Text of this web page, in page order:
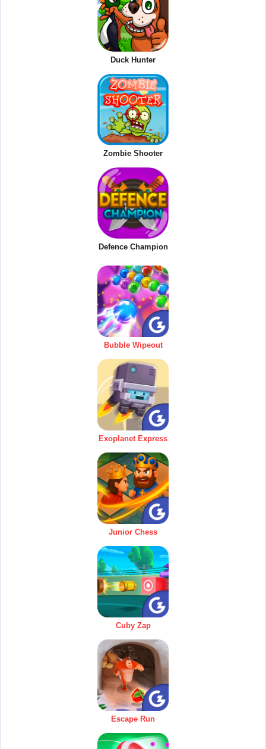
Duck Hunter
Zombie Shooter
Defence Champion
Bubble Wipeout
Exoplanet Express
Junior Chess
Cuby Zap
Escape Run